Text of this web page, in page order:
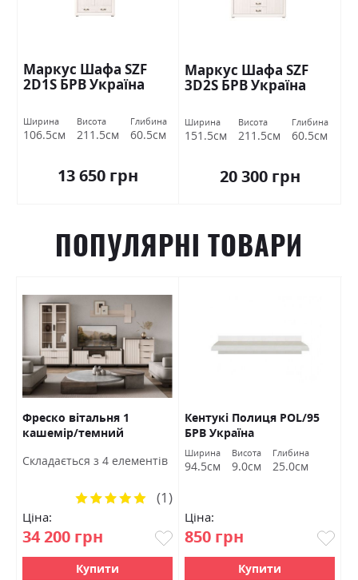
Маркус Шафа SZF
2D1S БРВ Україна
Ширина
106.5см
Висота
211.5см
Глибина
60.5см
13 650 грн
Маркус Шафа SZF
3D2S БРВ Україна
Ширина
151.5см
Висота
211.5см
Глибина
60.5см
20 300 грн
ПОПУЛЯРНІ ТОВАРИ
Фреско вітальня 1
кашемір/темний
Cкладається з 4 елементів
Ціна:
34 200 грн
Рейтинг:
(1)
Купити
Кентукі Полиця POL/95
БРВ Україна
Ширина
94.5см
Висота
9.0см
Глибина
25.0см
Ціна:
850 грн
Купити